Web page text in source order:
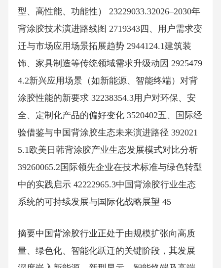
型、高性能、功能性） 23229033.32026–2030年
背涂胶技术演进路线图 2719343四、用户需求变
迁与市场应用场景拓展趋势 2944124.1建筑装
饰、家具制造等传统领域需求升级动因 2925479
4.2新兴应用场景（如新能源、智能终端）对背
涂胶性能的新要求 32238354.3用户对环保、安
全、定制化产品的偏好变化 3520402五、国际经
验借鉴与中国背涂胶生态未来演进路径 392021
5.1欧美日韩背涂胶产业生态发展模式对比分析
39260065.2国际领先企业在技术标准与绿色转型
中的实践启示 42222965.3中国背涂胶行业生态
系统的可持续发展与国际化战略展望 45
摘要中国背涂胶行业正处于由规模扩张向高质
量、绿色化、智能化跃迁的关键阶段，其发展